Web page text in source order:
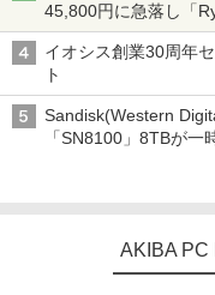
45,800円に急落し「
前半のCPU価格]
イオシス創業30周年
ト
Sandisk(Western
「SN8100」8TBが
AKIBA PC